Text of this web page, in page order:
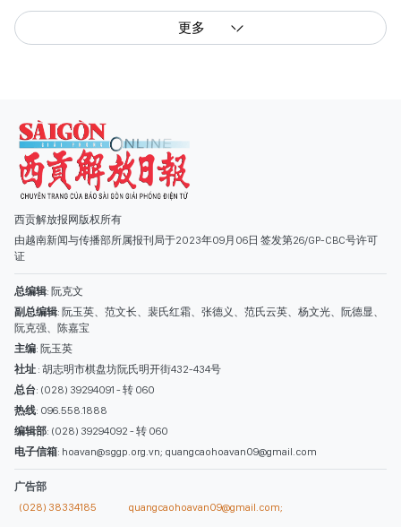
更多
西贡解放报网版权所有
由越南新闻与传播部所属报刊局于2023年09月06日 签发第26/GP-CBC号许可
证
总编辑
副总编辑: 阮玉英、范文长、裴氏红霜、张德义、范氏云英、杨文光、阮德显、